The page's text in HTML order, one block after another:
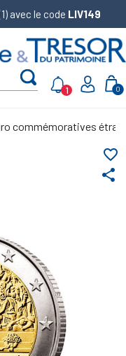
avec le code LIV149
0
1
commémoratives
share
favorite_border